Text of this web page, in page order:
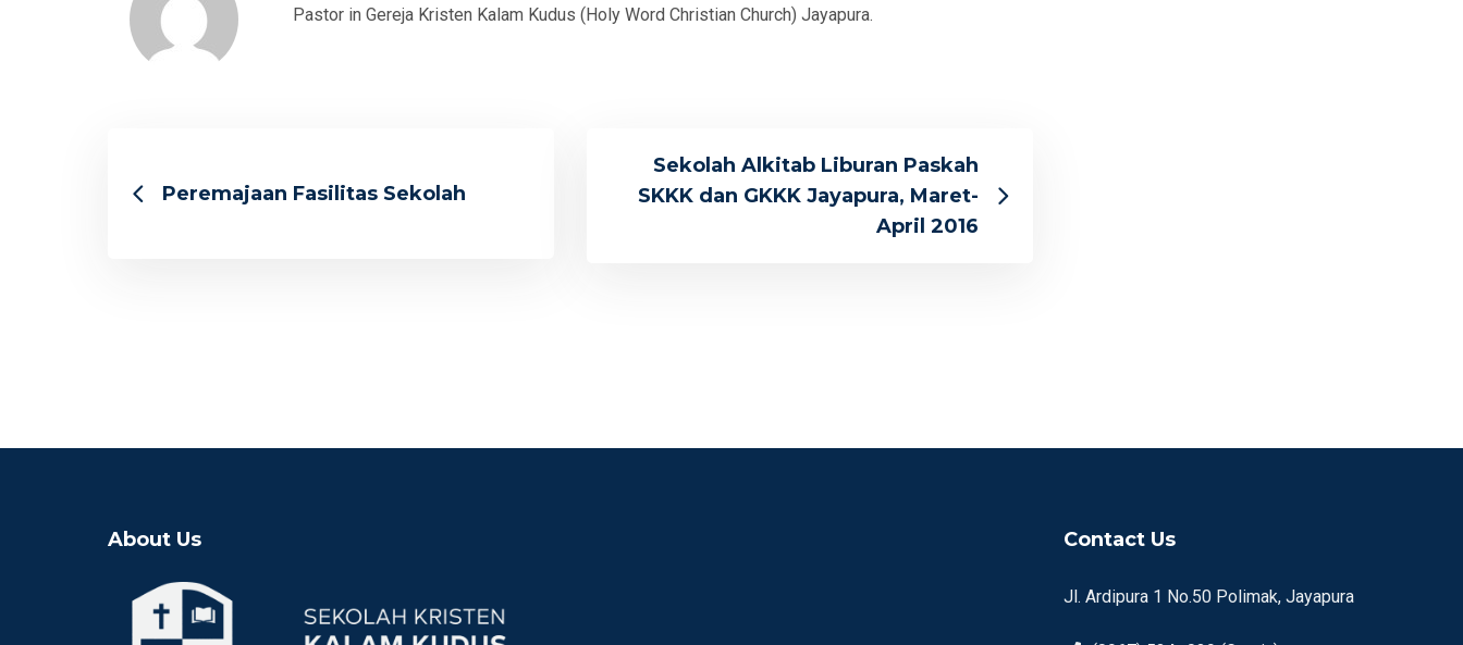
Pastor in Gereja Kristen Kalam Kudus (Holy Word Christian Church) Jayapura.
Peremajaan Fasilitas Sekolah
Sekolah Alkitab Liburan Paskah
SKKK dan GKKK Jayapura, Maret-
April 2016
About Us Contact Us
Jl. Ardipura 1 No.50 Polimak, Jayapura